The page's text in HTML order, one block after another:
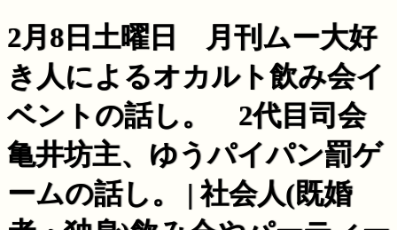
2月8日土曜日 月刊ムー大好
き人によるオカルト飲み会イ
ベントの話し。 2代目司会
亀井坊主、ゆうパイパン罰ゲ
ームの話し。 | 社会人(既婚